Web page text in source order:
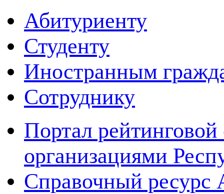
Абитуриенту
Студенту
Иностранным
Сотруднику
Портал рейтинговой
организациями
Справочный